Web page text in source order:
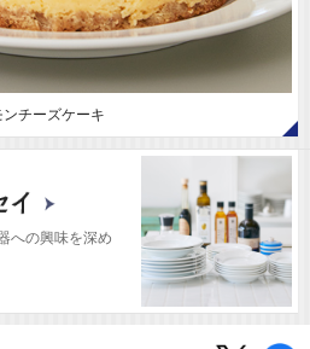
ンチーズケーキ
への興味を深め